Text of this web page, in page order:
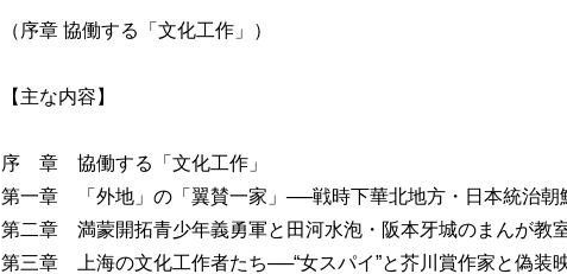
（序章 協働する「文化工作」）
【主な内容】
序 章 協働する「文化工作」
第一章 「外地」の「翼賛一家」──戦時下華北地方・日本統治朝
第二章 満蒙開拓青少年義勇軍と田河水泡・阪本牙城のまんが教
第三章 上海の文化工作者たち──“女スパイ”と芥川賞作家と偽装